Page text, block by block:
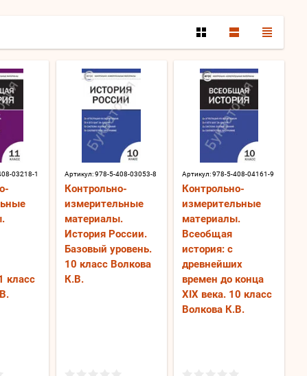
03218-1
класс
Артикул:978-5-408-03053-8
Контрольно-
измерительные
материалы.
История России.
Базовый уровень.
10 класс Волкова
К.В.
Артикул:978-5-408-04161-9
Контрольно-
измерительные
материалы.
Всеобщая
история: с
древнейших
времен до конца
XIX века. 10 класс
Волкова К.В.